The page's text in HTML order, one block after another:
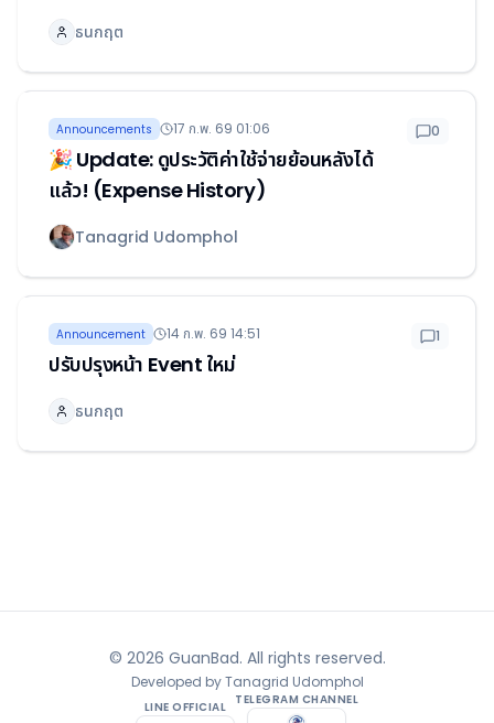
ธนกฤต
Announcements 17 ก.พ. 69 01:06
🎉 Update: ดูประวัติค่าใช้จ่ายย้อนหลังได้
แล้ว! (Expense History)
0
Tanagrid Udomphol
Announcement 14 ก.พ. 69 14:51
ปรับปรุงหน้า Event ใหม่
1
ธนกฤต
© 2026 GuanBad. All rights reserved.
Developed byTanagrid Udomphol
LINE OFFICIAL TELEGRAM CHANNEL